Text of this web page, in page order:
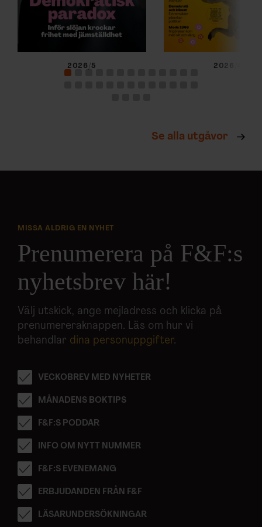
2026/5 2026/4
Se alla utgåvor
MISSA ALDRIG EN NYHET
Prenumerera på F&F:s
nyhetsbrev här!
Välj utskick, ange mejladress och klicka på
prenumereraknappen. Läs om hur vi
behandlar dina personuppgifter.
VECKOBREV MED NYHETER
MÅNADENS BOKTIPS
F&F:S PODDAR
INFO OM NYTT NUMMER
F&F:S EVENEMANG
ERBJUDANDEN FRÅN F&F
LÄSARUNDERSÖKNINGAR